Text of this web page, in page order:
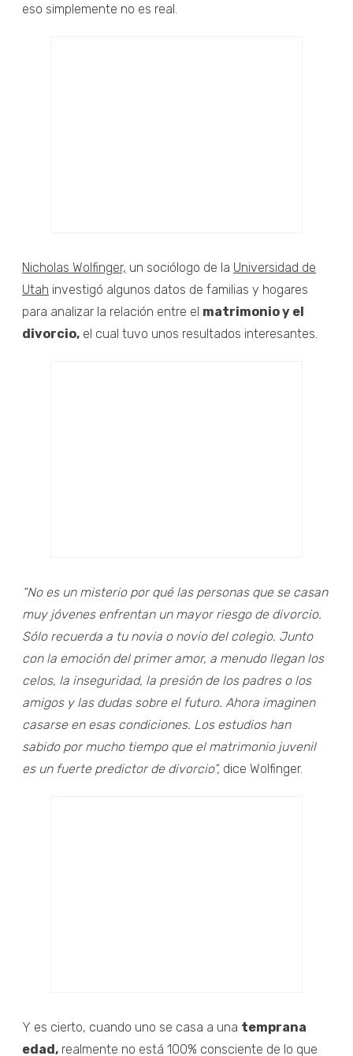
eso simplemente no es real.
Nicholas Wolfinger, un sociólogo de la Universidad de
Utah investigó algunos datos de familias y hogares
para analizar la relación entre el matrimonio y el
divorcio, el cual tuvo unos resultados interesantes.
“No es un misterio por qué las personas que se casan
muy jóvenes enfrentan un mayor riesgo de divorcio.
Sólo recuerda a tu novia o novio del colegio. Junto
con la emoción del primer amor, a menudo llegan los
celos, la inseguridad, la presión de los padres o los
amigos y las dudas sobre el futuro. Ahora imaginen
casarse en esas condiciones. Los estudios han
sabido por mucho tiempo que el matrimonio juvenil
es un fuerte predictor de divorcio”, dice Wolfinger.
Y es cierto, cuando uno se casa a una temprana
edad, realmente no está 100% consciente de lo que